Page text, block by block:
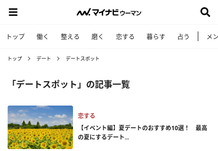
トップ 働く 整える 磨く 恋する 暮らす 占う メ
トップ デート デートスポット
「デートスポット」の記事一覧
恋する
【イベント編】夏デートのおすすめ10選！ 最高
の夏にするデート...